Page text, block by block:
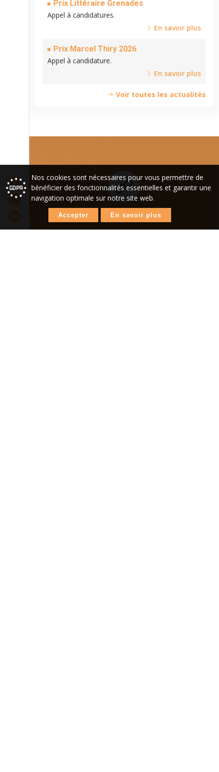
Nos cookies sont nécessaires pour vous permettre de
bénéficier des fonctionnalités essentielles et garantir une
navigation optimale sur notre site web.
Accepter En savoir plus
Prix Littéraire Grenades
Appel à candidatures.
En savoir plus
Prix Marcel Thiry 2026
Appel à candidature.
En savoir plus
Voir toutes les actualités
Liens utiles